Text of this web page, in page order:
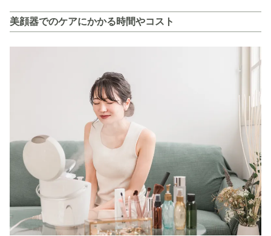
美顔器でのケアにかかる時間やコスト